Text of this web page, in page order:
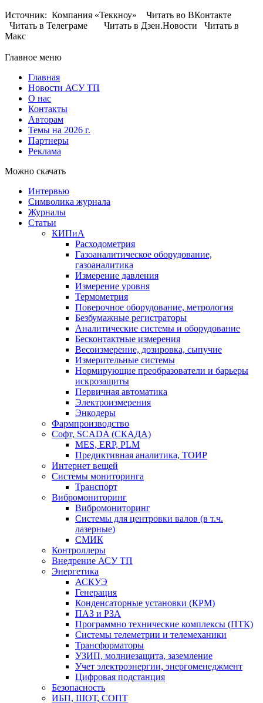
Источник: Компания «Теккноу» Читать во ВКонтакте
Читать в Телеграме Читать в Дзен.Новости Читать в
Макс
Главное меню
Главная
Новости АСУ ТП
О нас
Контакты
Авторам
Темы на 2026 г.
Партнеры
Реклама
Можно скачать
Интервью
Символика журнала
Журналы
Статьи
КИПиА
Расходометрия
Газоаналитическое оборудование,
газоаналитика
Измерение давления
Измерение уровня
Термометрия
Поверочное оборудование, метрология
Безбумажные регистраторы
Аналитические системы и оборудование
Бесконтактные измерения
Весоизмерение, дозировка, сыпучие
Измерительные системы
Нормирующие преобразователи и барьеры
искрозащиты
Первичная автоматика
Электроизмерения
Энкодеры
Фармпроизводство
Софт, SCADA (СКАДА)
MES, ERP, PLM
Предиктивная аналитика, ТОИР
Интернет вещей
Системы мониторинга
Транспорт
Вибромониторинг
Вибромониторинг
Системы для центровки валов (в т.ч.
лазерные)
СМИК
Контроллеры
Внедрение АСУ ТП
Энергетика
АСКУЭ
Генерация
Конденсаторные установки (КРМ)
ПАЗ и РЗА
Программно технические комплексы (ПТК)
Системы телеметрии и телемеханики
Трансформаторы
УЗИП, молниезащита, заземление
Учет электроэнергии, энергоменеджмент
Цифровая подстанция
Безопасность
ИБП, ШОТ, СОПТ